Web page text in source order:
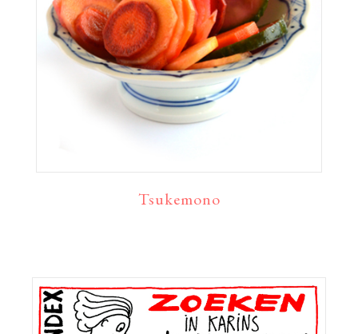
Tsukemono
Primaire
Sidebar